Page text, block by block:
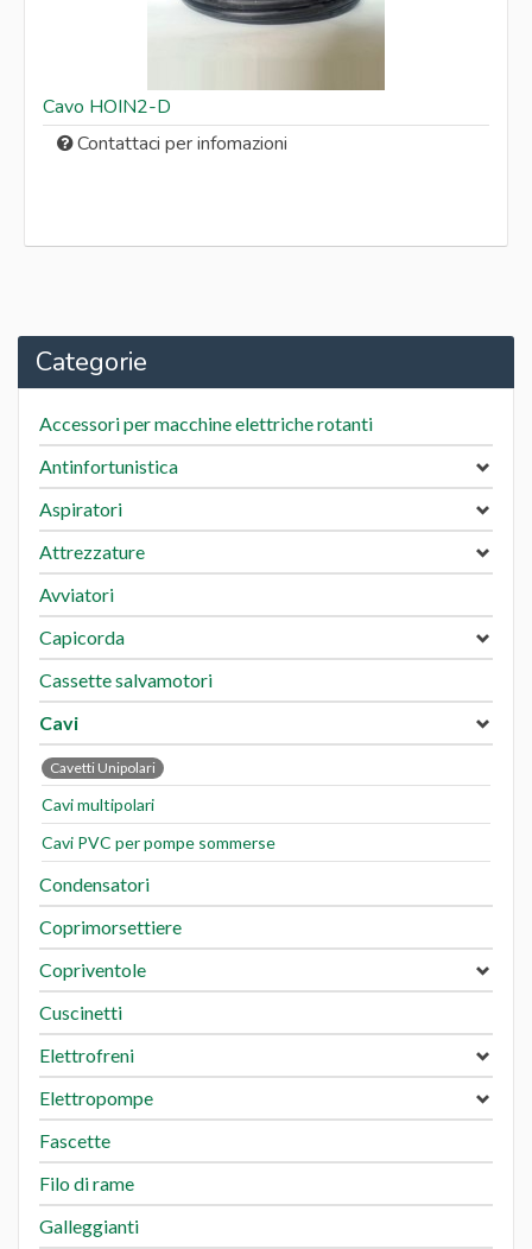
Cavo HOIN2-D
Contattaci per infomazioni
Categorie
Accessori per macchine elettriche rotanti
Antinfortunistica
Aspiratori
Attrezzature
Avviatori
Capicorda
Cassette salvamotori
Cavi
Cavetti Unipolari
Cavi multipolari
Cavi PVC per pompe sommerse
Condensatori
Coprimorsettiere
Copriventole
Cuscinetti
Elettrofreni
Elettropompe
Fascette
Filo di rame
Galleggianti